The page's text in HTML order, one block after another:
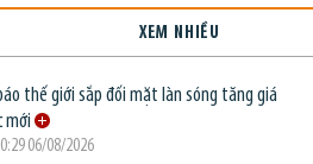
XEM NHIỀU
báo thế giới sắp đối mặt làn sóng tăng giá
06/08/2026